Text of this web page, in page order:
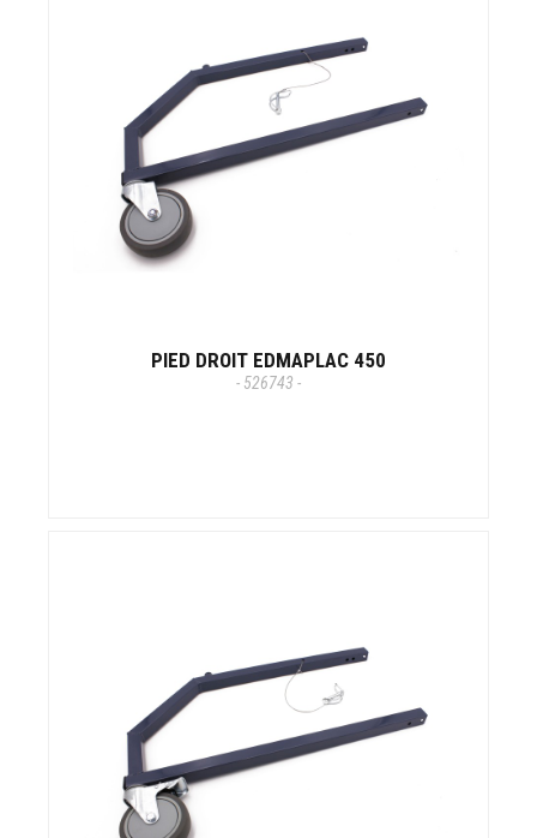
PIED DROIT EDMAPLAC 450
- 526743 -